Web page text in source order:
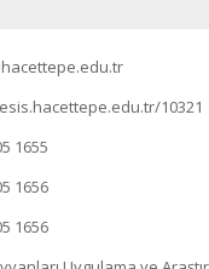
10321
1655
1656
1656